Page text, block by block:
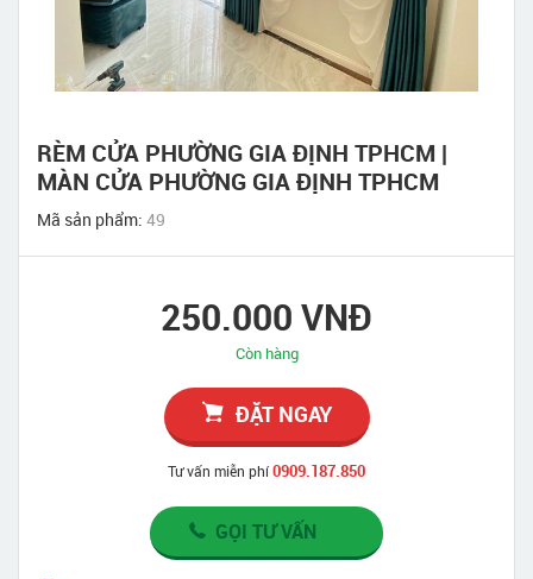
RÈM CỬA PHƯỜNG GIA ĐỊNH TPHCM |
MÀN CỬA PHƯỜNG GIA ĐỊNH TPHCM
Mã sản phẩm: 49
250.000 VNĐ
Còn hàng
ĐẶT NGAY
Tư vấn miễn phí0909.187.850
GỌI TƯ VẤN